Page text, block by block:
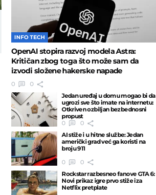
INFO TECH
OpenAI stopira razvoj modela Astra:
Kritičan zbog toga što može sam da
izvodi složene hakerske napade
0
0
Jedan uređaj u domu mogao bi da
ugrozi sve što imate na internetu:
Otkriven ozbiljan bezbednosni
propust
0
0
AI stiže i u hitne službe: Jedan
američki grad već ga koristi na
broju 911
0
0
Rockstar razbesneo fanove GTA 6:
Novi prikaz igre prvo stiže iza
Netflix pretplate